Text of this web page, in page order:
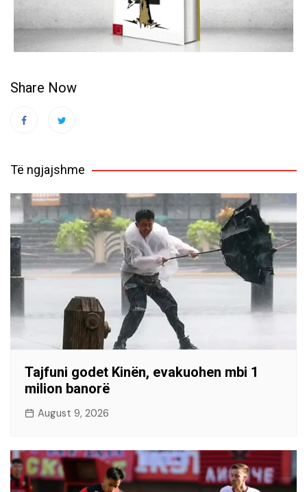
Share Now
Të ngjajshme
Tajfuni godet Kinën, evakuohen mbi 1
milion banorë
August 9, 2026